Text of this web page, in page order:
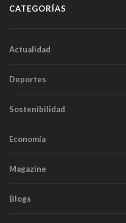
CATEGORÍAS
Actualidad
Deportes
Sostenibilidad
Economía
Magazine
Blogs